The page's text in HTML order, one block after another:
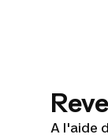
A l'aide